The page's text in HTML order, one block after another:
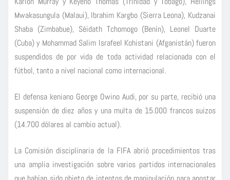
Mwakasungula (Malaui), Ibrahim Kargbo (Sierra Leona), Kudzanai
Shaba (Zimbabue), Séidath Tchomogo (Benín), Leonel Duarte
(Cuba) y Mohammad Salim Israfeel Kohistani (Afganistán) fueron
suspendidos de por vida de toda actividad relacionada con el
fútbol, tanto a nivel nacional como internacional.
El defensa keniano George Owino Audi, por su parte, recibió una
suspensión de diez años y una multa de 15.000 francos suizos
(14.700 dólares al cambio actual).
La Comisión disciplinaria de la FIFA abrió procedimientos tras
una amplia investigación sobre varios partidos internacionales